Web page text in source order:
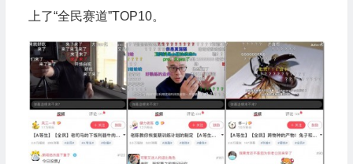
上了“全民赛道”TOP10。